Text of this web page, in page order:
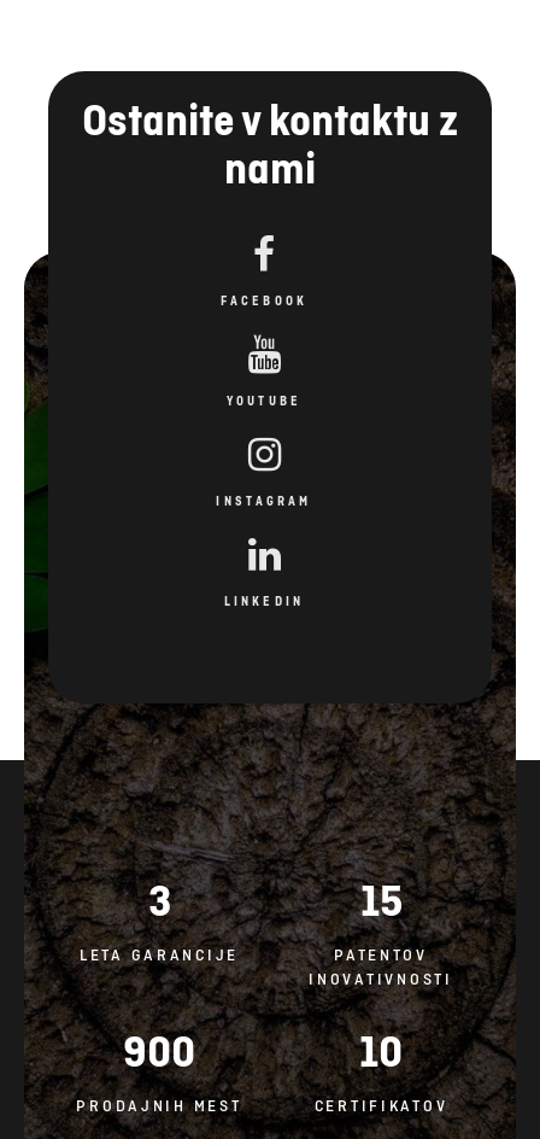
Ostanite v kontaktu z
nami
FACEBOOK
YOUTUBE
INSTAGRAM
LINKEDIN
3
LETA GARANCIJE
15
PATENTOV
INOVATIVNOSTI
900
PRODAJNIH MEST
10
CERTIFIKATOV